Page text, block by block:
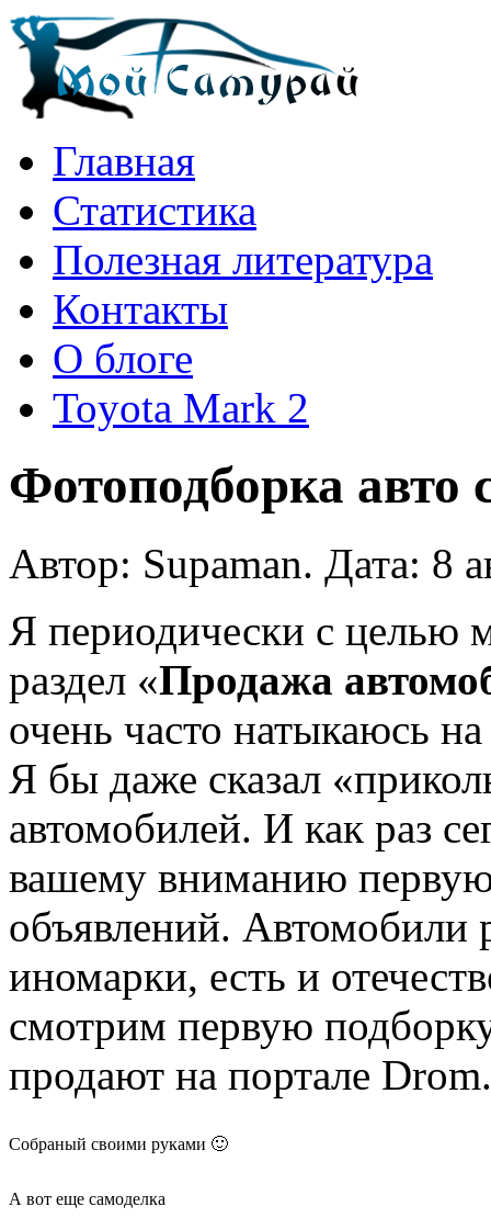
Главная
Статистика
Полезная литература
Контакты
О блоге
Toyota Mark 2
Фотоподборка авто
Автор: Supaman. Дата: 8
Я периодически c целью
раздел «Продажа
очень часто натыкаюсь
Я бы даже сказал
автомобилей. И как раз
вашему вниманию
объявлений. Автомобили
иномарки, есть и
смотрим первую
продают на портале
Собраный своими руками 🙂
А вот еще самоделка